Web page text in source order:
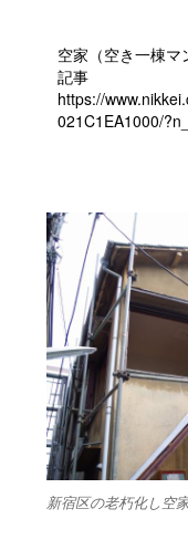
空家（空き一棟
記事
https://
021C1EA1000/
新宿区の老朽化し空